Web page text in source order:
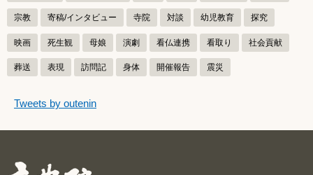
宗教 寄稿/インタビュー 寺院 対談 幼児教育 探究
映画 死生観 母娘 演劇 看仏連携 看取り 社会貢献
葬送 表現 訪問記 身体 開催報告 震災
つぶやき
つぶやきをスキップする
Tweets by outenin